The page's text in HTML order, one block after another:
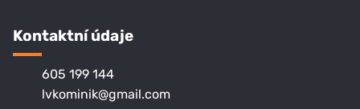
Kontaktní údaje
605 199 144
lvkominik@gmail.com